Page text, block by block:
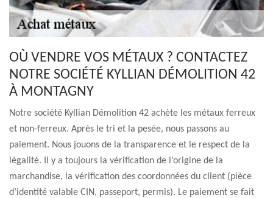
OÙ VENDRE VOS MÉTAUX ? CONTACTEZ
NOTRE SOCIÉTÉ KYLLIAN DÉMOLITION 42
À MONTAGNY
Notre société Kyllian Démolition 42 achète les métaux ferreux
et non-ferreux. Après le tri et la pesée, nous passons au
paiement. Nous jouons de la transparence et le respect de la
légalité. Il y a toujours la vérification de l’origine de la
marchandise, la vérification des coordonnées du client (pièce
d’identité valable CIN, passeport, permis). Le paiement se fait